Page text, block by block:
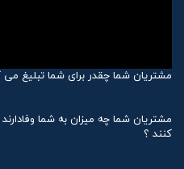
مشتریان شما چقدر برای شما تبلیغ می
مشتریان شما چه میزان به شما
کنند ؟